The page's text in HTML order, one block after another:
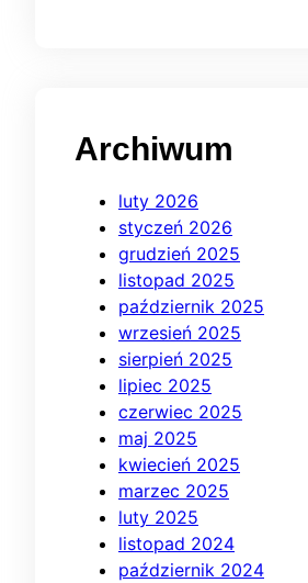
Archiwum
luty 2026
styczeń 2026
grudzień 2025
listopad 2025
październik 2025
wrzesień 2025
sierpień 2025
lipiec 2025
czerwiec 2025
maj 2025
kwiecień 2025
marzec 2025
luty 2025
listopad 2024
październik 2024